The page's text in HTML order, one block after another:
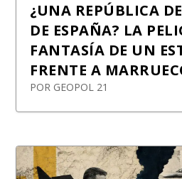
¿UNA REPÚBLICA
DE ESPAÑA? LA
FANTASÍA DE UN
FRENTE A
POR GEOPOL 21